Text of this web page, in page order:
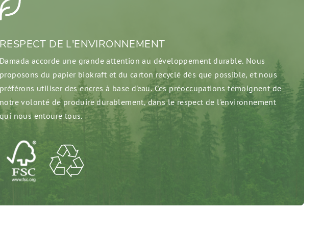
RESPECT DE L'ENVIRONNEMENT
Damada accorde une grande attention au développement durable. Nous
proposons du papier biokraft et du carton recyclé dès que possible, et nous
préférons utiliser des encres à base d'eau. Ces préoccupations témoignent de
notre volonté de produire durablement, dans le respect de l'environnement
qui nous entoure tous.